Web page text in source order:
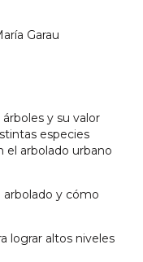
Garau
y su valor
especies
el arbolado urbano
arbolado y cómo
lograr altos niveles